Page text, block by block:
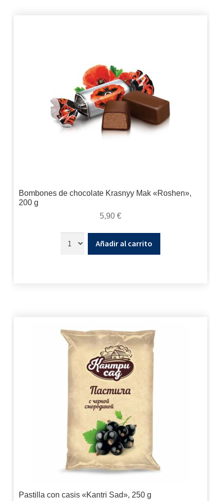
Bombones de chocolate Krasnyy Mak «Roshen»,
200 g
5,90 €
Añadir al carrito
Pastilla con casis «Kantri Sad», 250 g